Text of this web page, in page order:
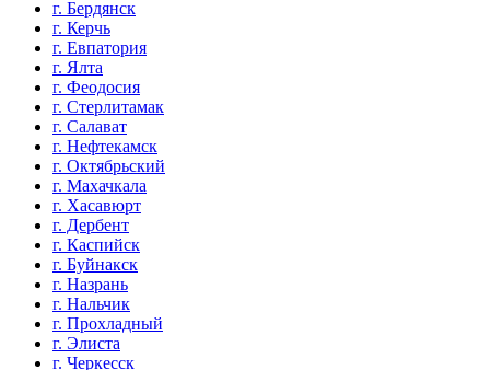
г. Бердянск
г. Керчь
г. Евпатория
г. Ялта
г. Феодосия
г. Стерлитамак
г. Салават
г. Нефтекамск
г. Октябрьский
г. Махачкала
г. Хасавюрт
г. Дербент
г. Каспийск
г. Буйнакск
г. Назрань
г. Нальчик
г. Прохладный
г. Элиста
г. Черкесск